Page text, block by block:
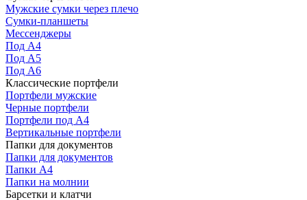
Мужские сумки через плечо
Сумки-планшеты
Мессенджеры
Под А4
Под А5
Под А6
Классические портфели
Портфели мужские
Черные портфели
Портфели под А4
Вертикальные портфели
Папки для документов
Папки для документов
Папки А4
Папки на молнии
Барсетки и клатчи